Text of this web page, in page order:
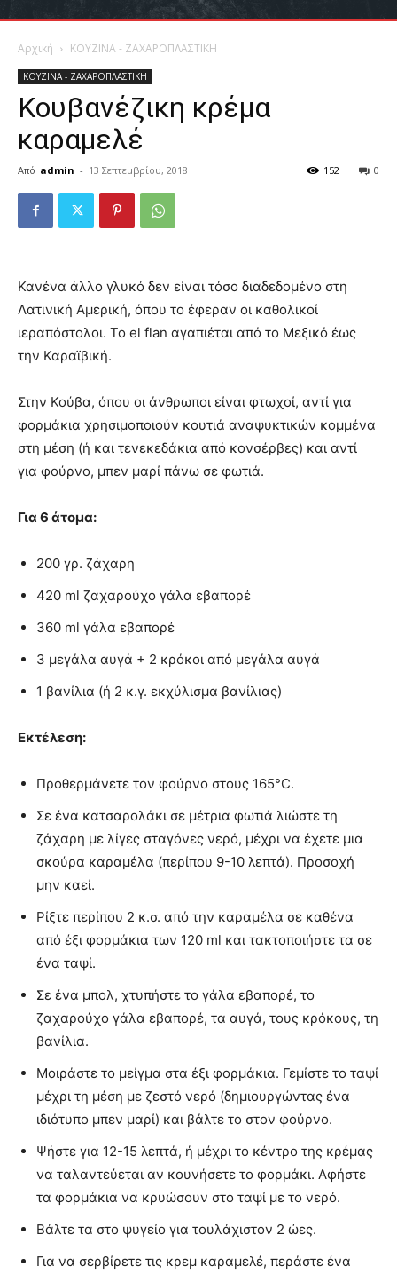
Αρχική ΚΟΥΖΙΝΑ - ΖΑΧΑΡΟΠΛΑΣΤΙΚΗ
ΚΟΥΖΙΝΑ - ΖΑΧΑΡΟΠΛΑΣΤΙΚΗ
Κουβανέζικη κρέμα
καραμελέ
Από admin - 13 Σεπτεμβρίου, 2018 0
152
Κανένα άλλο γλυκό δεν είναι τόσο διαδεδομένο στη
Λατινική Αμερική, όπου το έφεραν οι καθολικοί
ιεραπόστολοι. Το el flan αγαπιέται από το Μεξικό έως
την Καραϊβική.
Στην Κούβα, όπου οι άνθρωποι είναι φτωχοί, αντί για
φορμάκια χρησιμοποιούν κουτιά αναψυκτικών κομμένα
στη μέση (ή και τενεκεδάκια από κονσέρβες) και αντί
για φούρνο, μπεν μαρί πάνω σε φωτιά.
Για 6 άτομα:
200 γρ. ζάχαρη
420 ml ζαχαρούχο γάλα εβαπορέ
360 ml γάλα εβαπορέ
3 μεγάλα αυγά + 2 κρόκοι από μεγάλα αυγά
1 βανίλια (ή 2 κ.γ. εκχύλισμα βανίλιας)
Εκτέλεση:
Προθερμάνετε τον φούρνο στους 165°C.
Σε ένα κατσαρολάκι σε μέτρια φωτιά λιώστε τη
ζάχαρη με λίγες σταγόνες νερό, μέχρι να έχετε μια
σκούρα καραμέλα (περίπου 9-10 λεπτά). Προσοχή
μην καεί.
Ρίξτε περίπου 2 κ.σ. από την καραμέλα σε καθένα
από έξι φορμάκια των 120 ml και τακτοποιήστε τα σε
ένα ταψί.
Σε ένα μπολ, χτυπήστε το γάλα εβαπορέ, το
ζαχαρούχο γάλα εβαπορέ, τα αυγά, τους κρόκους, τη
βανίλια.
Μοιράστε το μείγμα στα έξι φορμάκια. Γεμίστε το ταψί
μέχρι τη μέση με ζεστό νερό (δημιουργώντας ένα
ιδιότυπο μπεν μαρί) και βάλτε το στον φούρνο.
Ψήστε για 12-15 λεπτά, ή μέχρι το κέντρο της κρέμας
να ταλαντεύεται αν κουνήσετε το φορμάκι. Αφήστε
τα φορμάκια να κρυώσουν στο ταψί με το νερό.
Βάλτε τα στο ψυγείο για τουλάχιστον 2 ώες.
Για να σερβίρετε τις κρεμ καραμελέ, περάστε ένα